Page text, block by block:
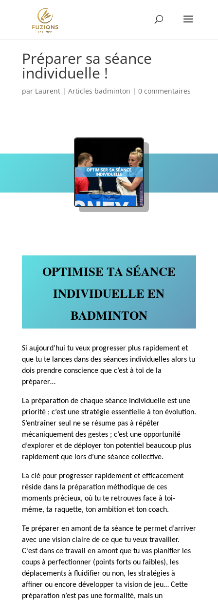
Préparer sa séance
individuelle !
par Laurent| Articles badminton | 0 commentaires
OPTIMISE TA SÉANCE
INDIVIDUELLE EN
BADMINTON
Si aujourd’hui tu veux progresser plus rapidement et
que tu te lances dans des séances individuelles alors tu
dois prendre conscience que c’est à toi de la
préparer…
La préparation de chaque séance individuelle est une
priorité ; c’est une stratégie essentielle à ton évolution.
S’entraîner seul ne se résume pas à répéter
mécaniquement des gestes ; c’est une opportunité
d’explorer et de déployer ton potentiel beaucoup plus
rapidement que lors d’une séance collective.
La clé pour progresser rapidement et efficacement
réside dans la préparation méthodique de ces
moments précieux, où tu te retrouves face à toi-
même, ta raquette, ton ambition et ton coach.
Te préparer en amont de ta séance te permet d’arriver
avec une vision claire de ce que tu veux travailler.
C’est dans ce travail en amont que tu vas planifier les
coups à perfectionner (points forts ou faibles), les
déplacements à fluidifier ou non, les stratégies à
affiner ou encore développer ta vision de jeu… Cette
préparation n’est pas une formalité, mais un